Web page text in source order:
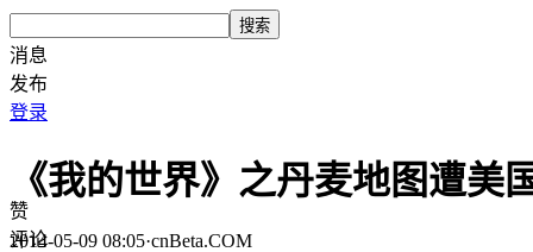
搜索
消息
发布
登录
赞
评论
《我的世界》之丹麦地图遭美
2014-05-09 08:05·cnBeta.COM